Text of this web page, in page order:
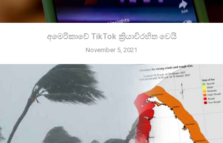
අමෙරිකාවේ TikTok ක්‍රියාවිරහිත වෙයි
November 5, 2021